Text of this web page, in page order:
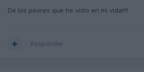
De los peores que he visto en mi vida!!!!
Responder